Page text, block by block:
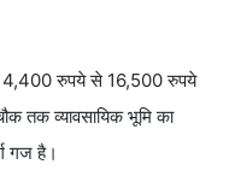
14,400 रुपये से 16,500 रुपये
तक व्यावसायिक भूमि का
गज है।